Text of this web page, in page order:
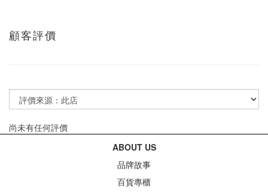
顧客評價
尚未有任何評價
ABOUT US
品牌故事
百貨專櫃